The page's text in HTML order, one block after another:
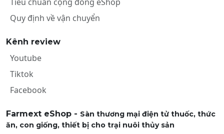
Quy định về vận chuyển
Kênh review
Youtube
Tiktok
Facebook
Farmext eShop - Sàn thương mại điện tử thuốc, thức
ăn, con giống, thiết bị cho trại nuôi thủy sản